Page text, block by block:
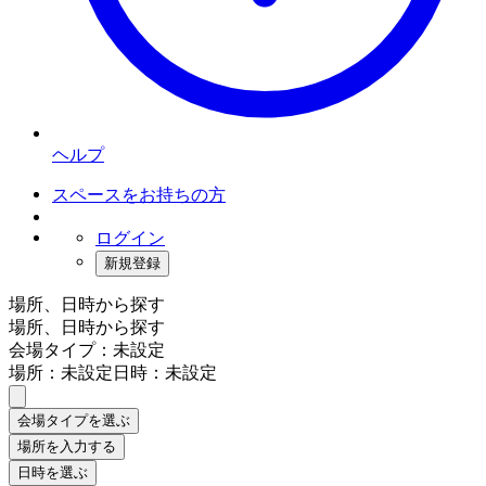
ヘルプ
スペースをお持ちの方
ログイン
新規登録
場所、日時から探す
場所、日時から探す
会場タイプ：未設定
場所：未設定日時：未設定
会場タイプを選ぶ
場所を入力する
日時を選ぶ